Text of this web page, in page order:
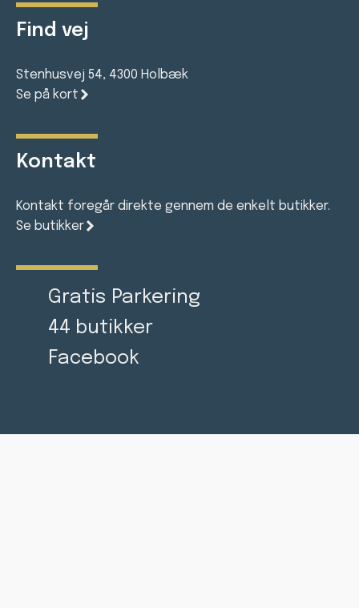
Find vej
Stenhusvej 54, 4300 Holbæk
Se på kort
Kontakt
Kontakt foregår direkte gennem de enkelt butikker.
Se butikker
Gratis Parkering
44 butikker
Facebook